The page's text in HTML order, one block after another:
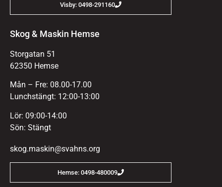
Visby: 0498-291160
Skog & Maskin Hemse
Storgatan 51
62350 Hemse
Mån – Fre: 08.00-17.00
Lunchstängt: 12:00-13:00
Lör: 09:00-14:00
Sön: Stängt
skog.maskin@svahns.org
Hemse: 0498-480009